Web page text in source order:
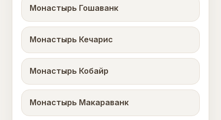
Монастырь Гошаванк
Монастырь Кечарис
Монастырь Кобайр
Монастырь Макараванк